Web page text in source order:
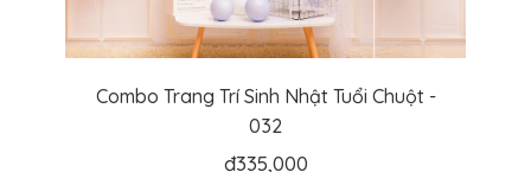
Combo Trang Trí Sinh Nhật Tuổi Chuột -
032
đ335,000